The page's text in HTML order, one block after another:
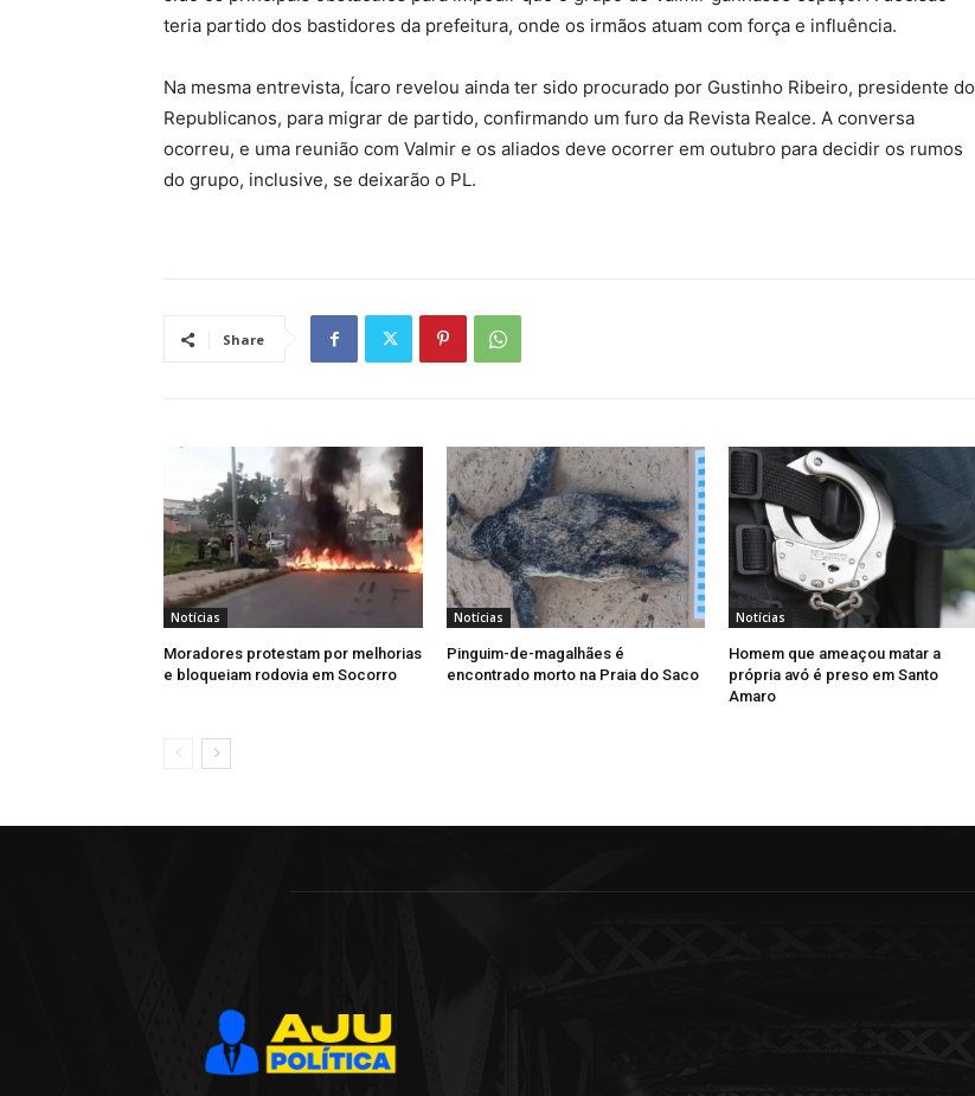
teria partido dos bastidores da prefeitura, onde os irmãos atuam com força e influência.
Na mesma entrevista, Ícaro revelou ainda ter sido procurado por Gustinho Ribeiro, presidente do
Republicanos, para migrar de partido, confirmando um furo da Revista Realce. A conversa
ocorreu, e uma reunião com Valmir e os aliados deve ocorrer em outubro para decidir os rumos
do grupo, inclusive, se deixarão o PL.
Share
Notícias
Moradores protestam por melhorias
e bloqueiam rodovia em Socorro
Notícias
Pinguim-de-magalhães é
encontrado morto na Praia do Saco
Notícias
Homem que ameaçou matar a
própria avó é preso em Santo
Amaro